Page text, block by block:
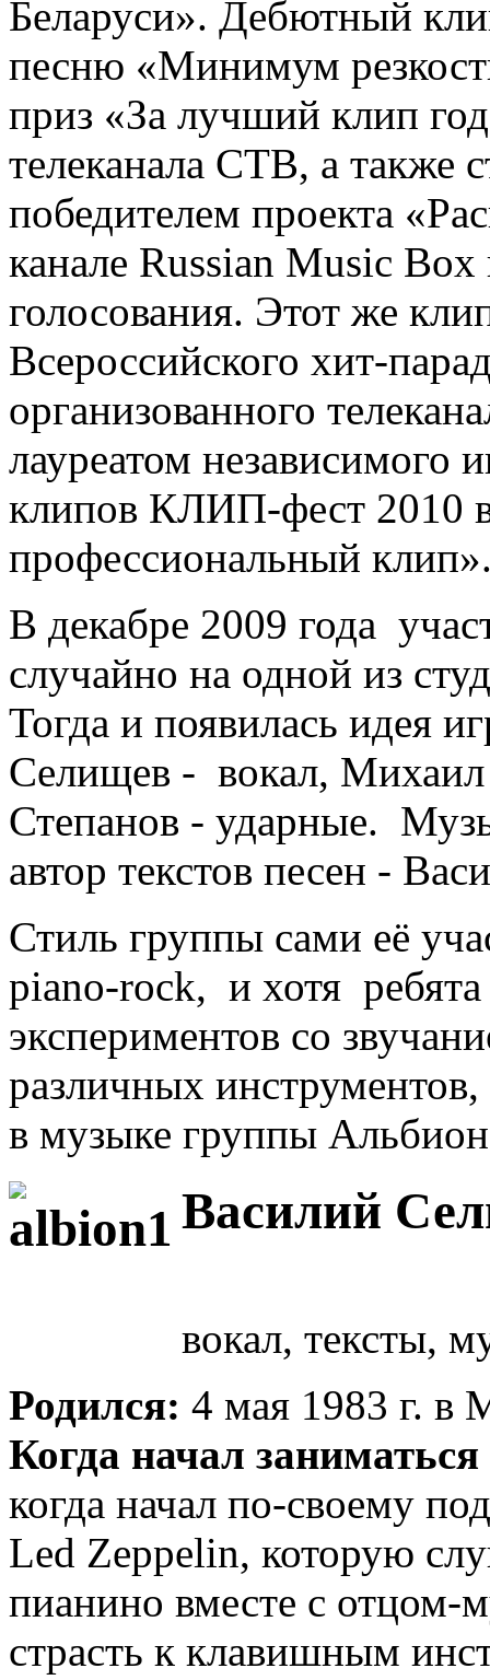
Беларуси». Дебютный
песню «Минимум
приз «За лучший клип
телеканала СТВ, а также
победителем проекта
канале Russian Music Box
голосования. Этот же
Всероссийского хит-
организованного
лауреатом независимого
клипов КЛИП-фест 2010
профессиональный
В декабре 2009 года
случайно на одной из
Тогда и появилась идея
Селищев - вокал,
Степанов - ударные.
автор текстов песен -
Стиль группы сами её
piano-rock, и хотя
экспериментов со
различных
в музыке группы
Василий
вокал, тексты,
Родился: 4 мая 1983 г. в
Когда начал
когда начал по-своему
Led Zeppelin, которую
пианино вместе с отцом-
страсть к клавишным